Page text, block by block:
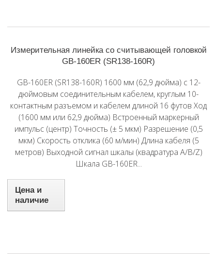
Измерительная линейка со считывающей головкой
GB-160ER (SR138-160R)
GB-160ER (SR138-160R) 1600 мм (62,9 дюйма) с 12-
дюймовым соединительным кабелем, круглым 10-
контактным разъемом и кабелем длиной 16 футов Ход
(1600 мм или 62,9 дюйма) Встроенный маркерный
импульс (центр) Точность (± 5 мкм) Разрешение (0,5
мкм) Скорость отклика (60 м/мин) Длина кабеля (5
метров) Выходной сигнал шкалы (квадратура A/B/Z)
Шкала GB-160ER...
Цена и
наличие